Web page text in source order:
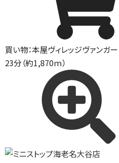
買い物：本屋ヴィレッジヴァンガ
23分（約1,870ｍ）